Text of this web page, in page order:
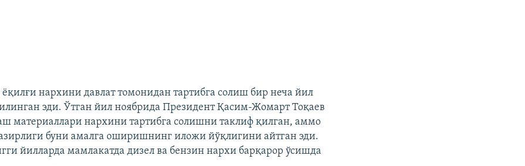
ёқилғи нархини давлат томонидан тартибга солиш бир неча йил
эди. Ўтган йил ноябрида Президент Қасим-Жомарт Тоқаев
материаллари нархини тартибга солишни таклиф қилган, аммо
буни амалга оширишнинг иложи йўқлигини айтган эди.
йилларда мамлакатда дизел ва бензин нархи барқарор ўсишда